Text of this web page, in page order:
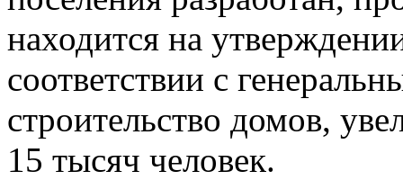
находится на
соответствии с
строительство домов,
15 тысяч человек.